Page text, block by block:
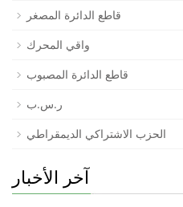
قاطع الدائرة المصغر
واقي المحرك
قاطع الدائرة المصبوب
ر.س.ب
الحزب الاشتراكي الديمقراطي
آخر الأخبار